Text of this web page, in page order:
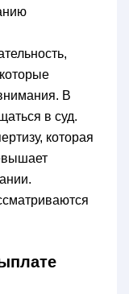
В
в суд.
которая